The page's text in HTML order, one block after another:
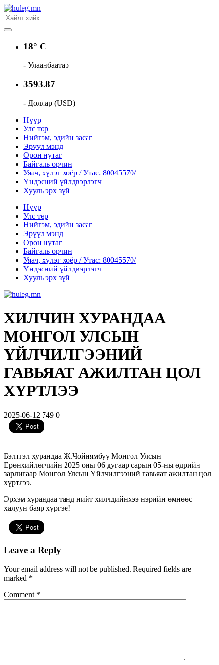
18° C
- Улаанбаатар
3593.87
- Доллар (USD)
Нүүр
Улс төр
Нийгэм, эдийн засаг
Эрүүл мэнд
Орон нутаг
Байгаль орчин
Уяач, хүлэг хоёр / Утас: 80045570/
Үндэсний үйлдвэрлэгч
Хууль эрх зүй
Нүүр
Улс төр
Нийгэм, эдийн засаг
Эрүүл мэнд
Орон нутаг
Байгаль орчин
Уяач, хүлэг хоёр / Утас: 80045570/
Үндэсний үйлдвэрлэгч
Хууль эрх зүй
ХИЛЧИН ХУРАНДАА
МОНГОЛ УЛСЫН
ҮЙЛЧИЛГЭЭНИЙ
ГАВЬЯАТ АЖИЛТАН ЦОЛ
ХҮРТЛЭЭ
2025-06-12 749 0
Бэлтгэл хурандаа Ж.Чойнямбуу Монгол Улсын
Ерөнхийлөгчийн 2025 оны 06 дугаар сарын 05-ны өдрийн
зарлигаар Монгол Улсын Үйлчилгээний гавьяат ажилтан цол
хүртлээ.
Эрхэм хурандаа танд нийт хилчдийнхээ нэрийн өмнөөс
халуун баяр хүргэе!
Leave a Reply
Your email address will not be published. Required fields are
marked *
Comment *